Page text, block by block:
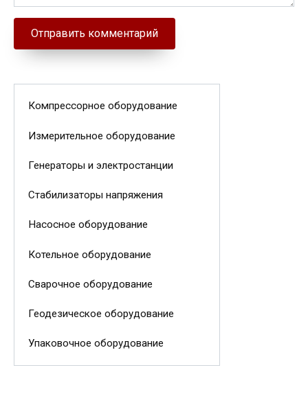
Компрессорное оборудование
Измерительное оборудование
Генераторы и электростанции
Стабилизаторы напряжения
Насосное оборудование
Котельное оборудование
Сварочное оборудование
Геодезическое оборудование
Упаковочное оборудование